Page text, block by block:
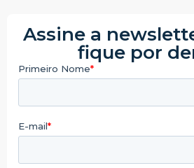
Assine a
fique por